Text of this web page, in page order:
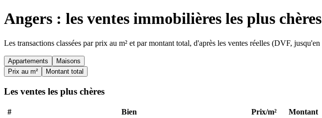
Angers : les ventes immobilières les plus chères
Les transactions classées par prix au m² et par montant total, d'après les ventes réelles (DVF, jusqu'en
Appartements
Maisons
Prix au m²
Montant total
Les ventes les plus chères
# Bien Prix/m²
Montant